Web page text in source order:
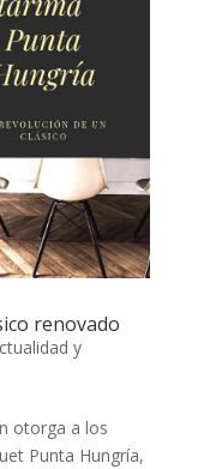
renovado
y
otorga a los
Punta Hungría,